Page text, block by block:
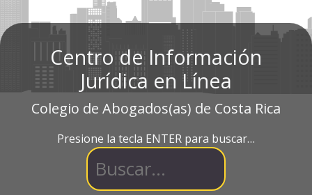
Centro de Información
Jurídica en Línea
Colegio de Abogados(as) de Costa Rica
Presione la tecla ENTER para buscar…